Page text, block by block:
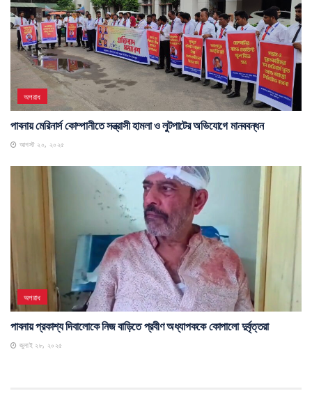
অপরাধ
পাবনায় মেরিনার্স কোম্পানীতে সন্ত্রাসী হামলা ও লুটপাটের অভিযোগে মানববন্ধন
আগস্ট ২০, ২০২৫
অপরাধ
পাবনায় প্রকাশ্য দিবালোকে নিজ বাড়িতে প্রবীণ অধ্যাপককে কোপালো দুর্বৃত্তরা
জুলাই ২৮, ২০২৫